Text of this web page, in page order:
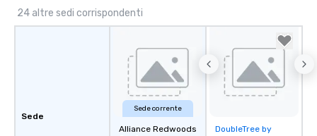
24 altre sedi corrispondenti
Sede
Sede corrente
Alliance Redwoods
Removed from
DoubleTree by